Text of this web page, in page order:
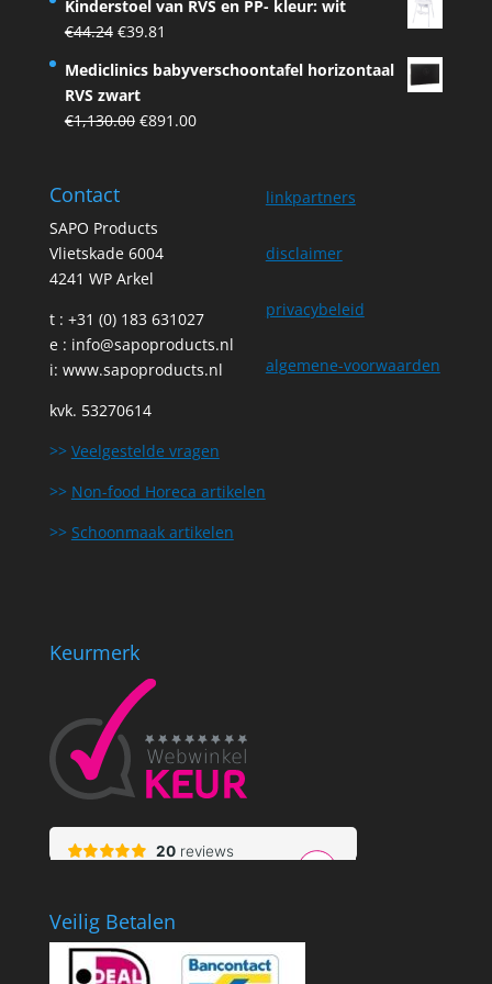
was:
€75.00.
is:
Kinderstoel van RVS en PP- kleur: wit
€44.24 Original
was:
€44.24.
€39.81
is:
Mediclinics babyverschoontafel horizontaal
RVS zwart
€1,130.00 Original
€891.00Current
Contact
SAPO Products
Vlietskade 6004
4241 WP Arkel
t : +31 (0) 183 631027
e : info@sapoproducts.nl
i: www.sapoproducts.nl
kvk. 53270614
>> Veelgestelde vragen
>> Non-food Horeca artikelen
>> Schoonmaak artikelen
linkpartners
disclaimer
privacybeleid
algemene-voorwaarden
Keurmerk
Veilig Betalen